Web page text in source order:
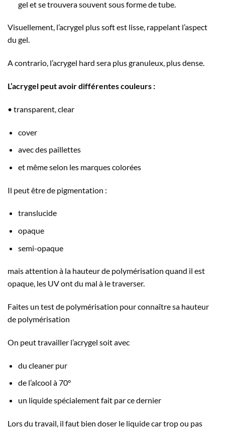
gel et se trouvera souvent sous forme de tube.
Visuellement, l’acrygel plus soft est lisse, rappelant l’aspect
du gel.
A contrario, l’acrygel hard sera plus granuleux, plus dense.
L’acrygel peut avoir différentes couleurs :
• transparent, clear
cover
avec des paillettes
et même selon les marques colorées
Il peut être de pigmentation :
translucide
opaque
semi-opaque
mais attention à la hauteur de polymérisation quand il est
opaque, les UV ont du mal à le traverser.
Faites un test de polymérisation pour connaître sa hauteur
de polymérisation
On peut travailler l’acrygel soit avec
du cleaner pur
de l’alcool à 70°
un liquide spécialement fait par ce dernier
Lors du travail, il faut bien doser le liquide car trop ou pas